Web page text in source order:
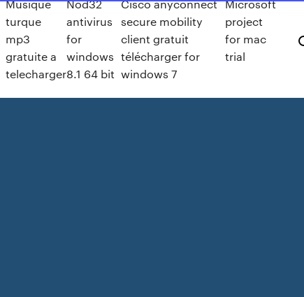
Musique
turque
mp3
gratuite a
telecharger
Nod32
antivirus
for
windows
8.1 64 bit
Cisco anyconnect
secure mobility
client gratuit
télécharger for
windows 7
Microsoft
project
for mac
trial